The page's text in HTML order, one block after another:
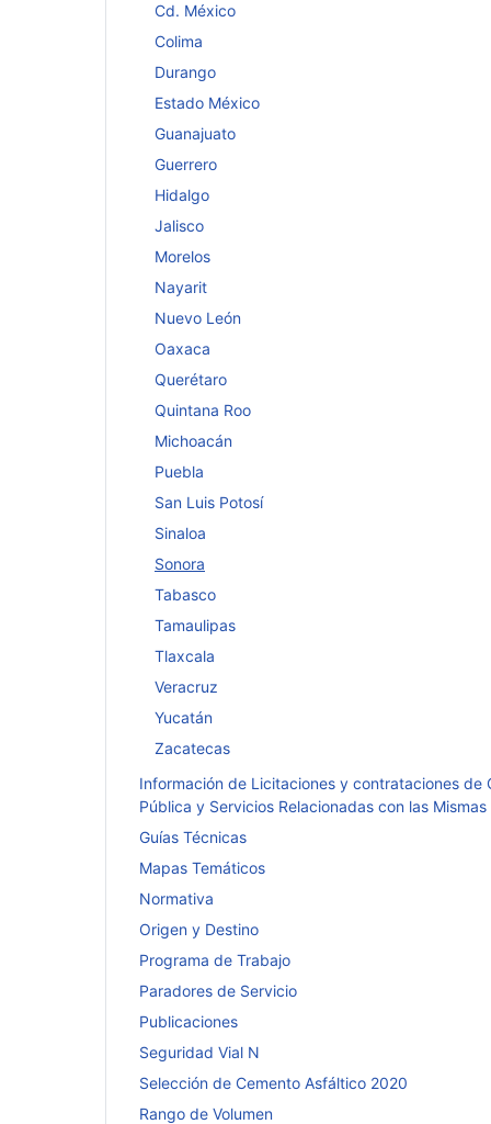
Cd. México
Colima
Durango
Estado México
Guanajuato
Guerrero
Hidalgo
Jalisco
Morelos
Nayarit
Nuevo León
Oaxaca
Querétaro
Quintana Roo
Michoacán
Puebla
San Luis Potosí
Sinaloa
Sonora
Tabasco
Tamaulipas
Tlaxcala
Veracruz
Yucatán
Zacatecas
Información de Licitaciones y contrataciones de
Pública y Servicios Relacionadas con las Mismas
Guías Técnicas
Mapas Temáticos
Normativa
Origen y Destino
Programa de Trabajo
Paradores de Servicio
Publicaciones
Seguridad Vial N
Selección de Cemento Asfáltico 2020
Rango de Volumen